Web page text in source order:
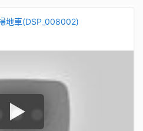
地車(DSP_008002)